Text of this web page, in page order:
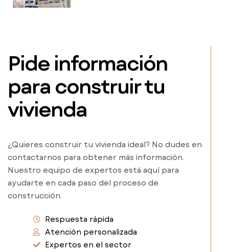
Pide información
para construir tu
vivienda
¿Quieres construir tu vivienda ideal? No dudes en
contactarnos para obtener más información.
Nuestro equipo de expertos está aquí para
ayudarte en cada paso del proceso de
construcción.
Respuesta rápida
Atención personalizada
Expertos en el sector